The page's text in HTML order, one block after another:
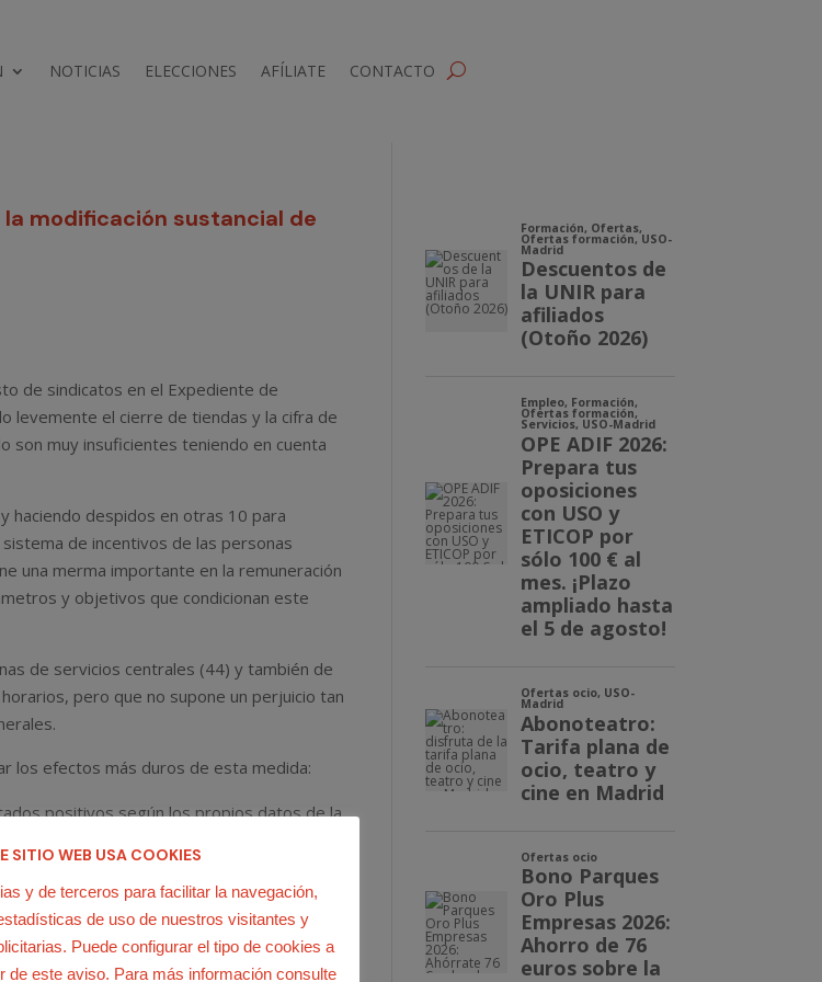
NOTICIAS ELECCIONES AFÍLIATE CONTACTO
modificación sustancial de
de sindicatos en el Expediente de
levemente el cierre de tiendas y la cifra de
son muy insuficientes teniendo en cuenta
haciendo despidos en otras 10 para
de incentivos de las personas
una merma importante en la remuneración
y objetivos que condicionan este
de servicios centrales (44) y también de
pero que no supone un perjuicio tan
los efectos más duros de esta medida:
positivos según los propios datos de la
incentivos para que éste fuera más justo,
para alcanzarlo.
exclusiva de la empresa, obviando
planteados inicialmente. En las tres últimas
SITIO WEB USA COOKIES
y de terceros para facilitar la navegación,
de uso de nuestros visitantes y
Puede configurar el tipo de cookies a
de este aviso. Para más información consulte